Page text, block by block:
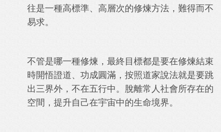
往是一種高標準、高層次的修煉方法，難得而不
易求。
不管是哪一種修煉，最終目標都是要在修煉結束
時開悟證道、功成圓滿，按照道家說法就是要跳
出三界外，不在五行中。脫離常人社會所存在的
空間，提升自己在宇宙中的生命境界。